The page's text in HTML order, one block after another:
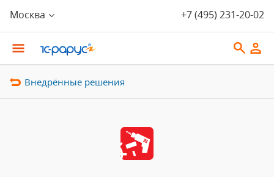
Москва +7 (495) 231-20-02
Внедрённые решения